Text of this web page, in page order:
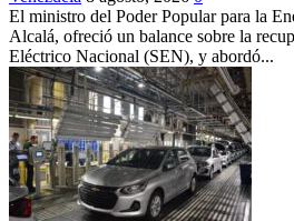
El ministro del Poder Popular para la
Alcalá, ofreció un balance sobre la
Eléctrico Nacional (SEN), y abordó...